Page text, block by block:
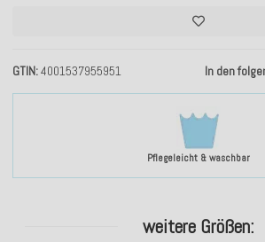
Pflegeleicht & waschbar
GTIN 4001537955951 In den
weitere Größen: